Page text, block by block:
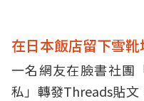
在日本飯店留下雪靴
一名網友在臉書社團
私」 轉發Threads貼文